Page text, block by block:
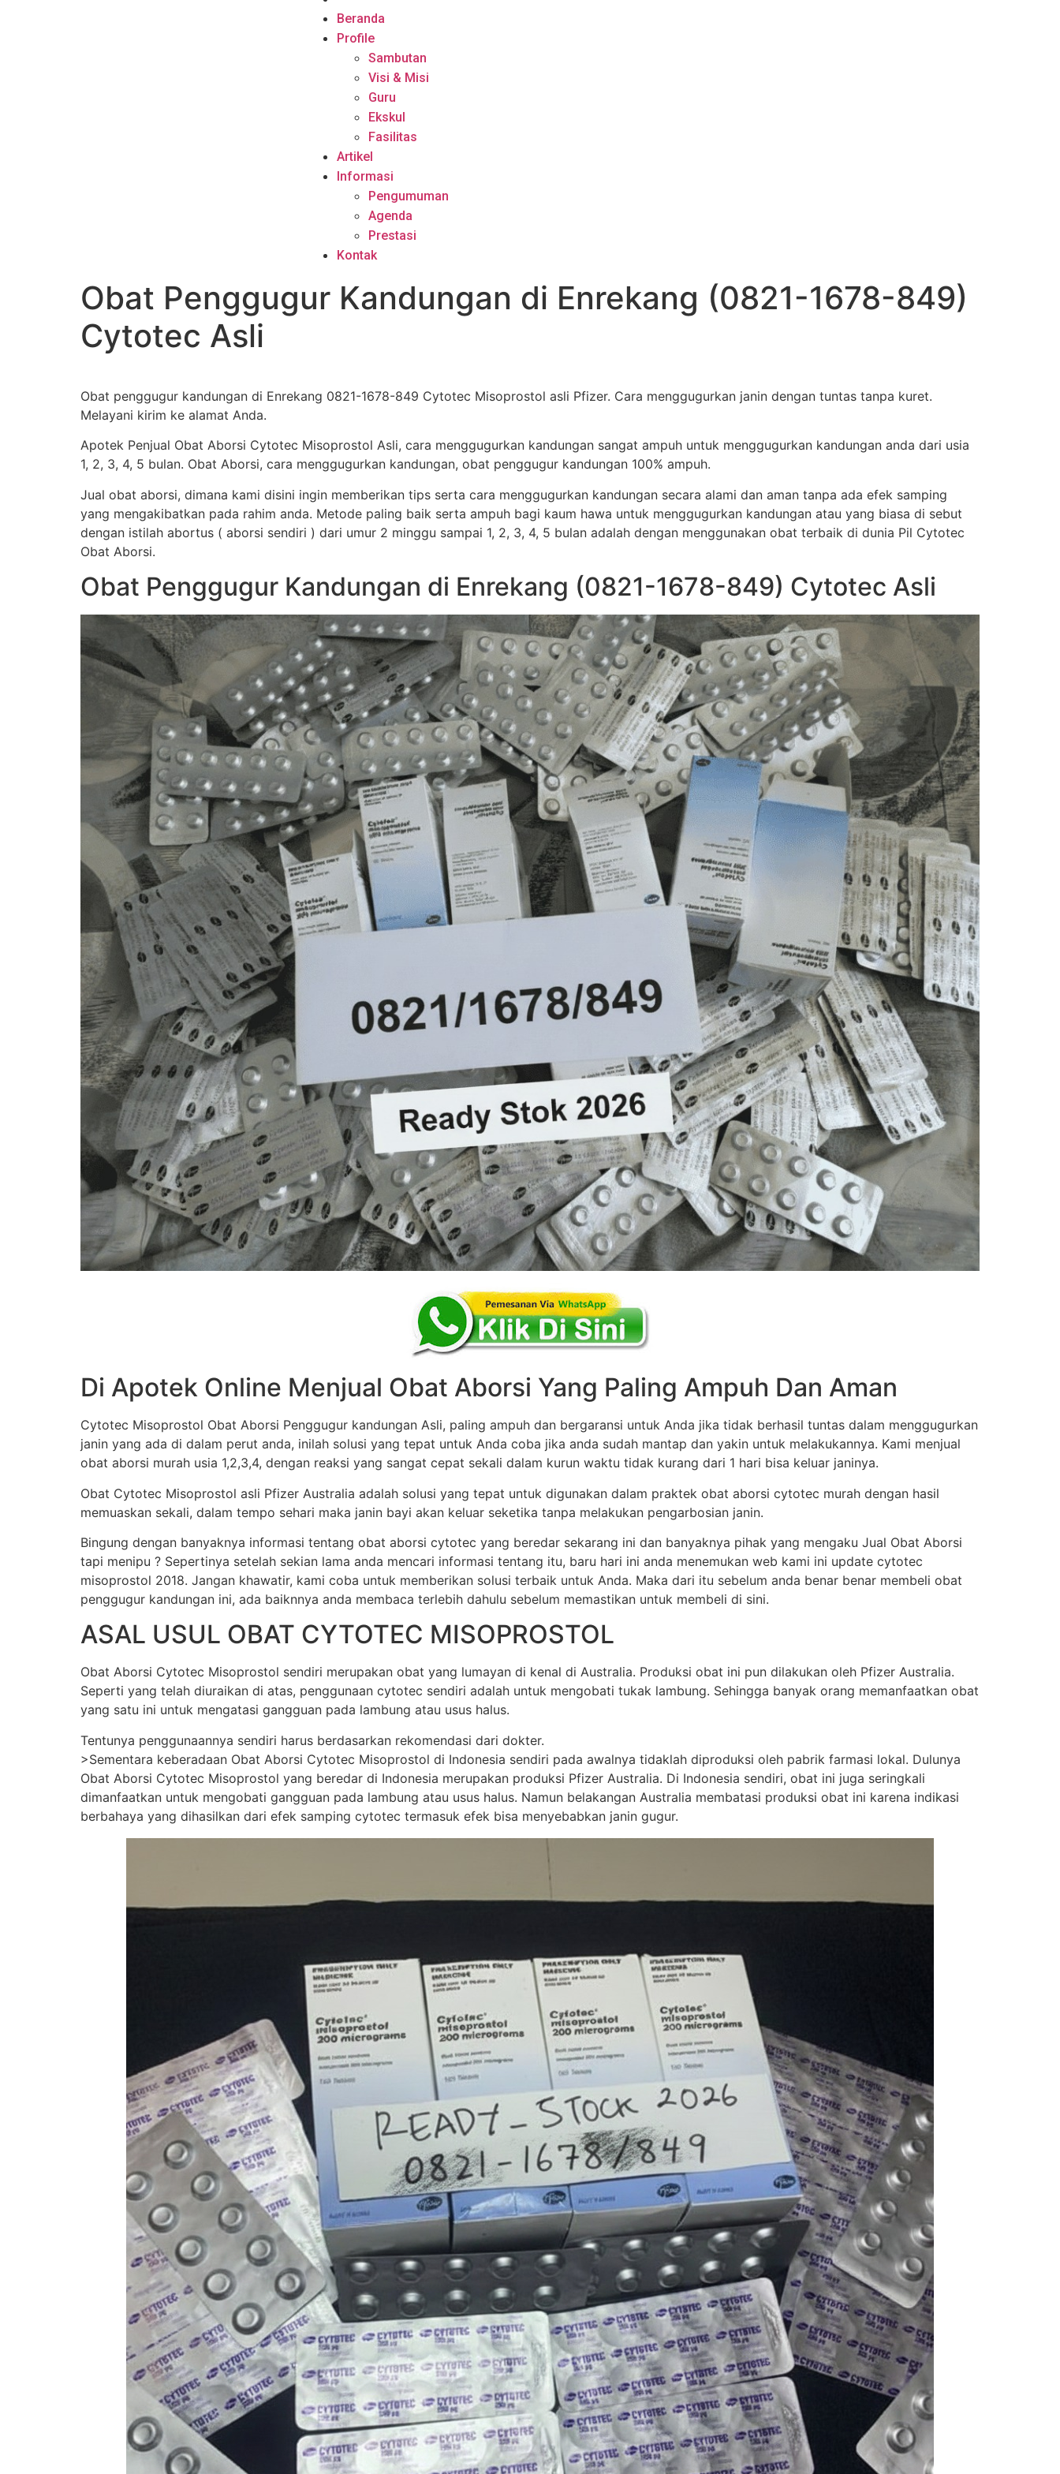
Beranda
Profile
Sambutan
Visi & Misi
Guru
Ekskul
Fasilitas
Artikel
Informasi
Pengumuman
Agenda
Prestasi
Kontak
Obat Penggugur Kandungan di Enrekang (0821-1678-849)
Cytotec Asli
Obat penggugur kandungan di Enrekang 0821-1678-849 Cytotec Misoprostol asli Pfizer. Cara menggugurkan janin dengan tuntas tanpa kuret.
Melayani kirim ke alamat Anda.
Apotek Penjual Obat Aborsi Cytotec Misoprostol Asli, cara menggugurkan kandungan sangat ampuh untuk menggugurkan kandungan anda dari usia
1, 2, 3, 4, 5 bulan. Obat Aborsi, cara menggugurkan kandungan, obat penggugur kandungan 100% ampuh.
Jual obat aborsi, dimana kami disini ingin memberikan tips serta cara menggugurkan kandungan secara alami dan aman tanpa ada efek samping
yang mengakibatkan pada rahim anda. Metode paling baik serta ampuh bagi kaum hawa untuk menggugurkan kandungan atau yang biasa di sebut
dengan istilah abortus ( aborsi sendiri ) dari umur 2 minggu sampai 1, 2, 3, 4, 5 bulan adalah dengan menggunakan obat terbaik di dunia Pil Cytotec
Obat Aborsi.
Obat Penggugur Kandungan di Enrekang (0821-1678-849) Cytotec Asli
Di Apotek Online Menjual Obat Aborsi Yang Paling Ampuh Dan Aman
Cytotec Misoprostol Obat Aborsi Penggugur kandungan Asli, paling ampuh dan bergaransi untuk Anda jika tidak berhasil tuntas dalam menggugurkan
janin yang ada di dalam perut anda, inilah solusi yang tepat untuk Anda coba jika anda sudah mantap dan yakin untuk melakukannya. Kami menjual
obat aborsi murah usia 1,2,3,4, dengan reaksi yang sangat cepat sekali dalam kurun waktu tidak kurang dari 1 hari bisa keluar janinya.
Obat Cytotec Misoprostol asli Pfizer Australia adalah solusi yang tepat untuk digunakan dalam praktek obat aborsi cytotec murah dengan hasil
memuaskan sekali, dalam tempo sehari maka janin bayi akan keluar seketika tanpa melakukan pengarbosian janin.
Bingung dengan banyaknya informasi tentang obat aborsi cytotec yang beredar sekarang ini dan banyaknya pihak yang mengaku Jual Obat Aborsi
tapi menipu ? Sepertinya setelah sekian lama anda mencari informasi tentang itu, baru hari ini anda menemukan web kami ini update cytotec
misoprostol 2018. Jangan khawatir, kami coba untuk memberikan solusi terbaik untuk Anda. Maka dari itu sebelum anda benar benar membeli obat
penggugur kandungan ini, ada baiknnya anda membaca terlebih dahulu sebelum memastikan untuk membeli di sini.
ASAL USUL OBAT CYTOTEC MISOPROSTOL
Obat Aborsi Cytotec Misoprostol sendiri merupakan obat yang lumayan di kenal di Australia. Produksi obat ini pun dilakukan oleh Pfizer Australia.
Seperti yang telah diuraikan di atas, penggunaan cytotec sendiri adalah untuk mengobati tukak lambung. Sehingga banyak orang memanfaatkan obat
yang satu ini untuk mengatasi gangguan pada lambung atau usus halus.
Tentunya penggunaannya sendiri harus berdasarkan rekomendasi dari dokter.
>Sementara keberadaan Obat Aborsi Cytotec Misoprostol di Indonesia sendiri pada awalnya tidaklah diproduksi oleh pabrik farmasi lokal. Dulunya
Obat Aborsi Cytotec Misoprostol yang beredar di Indonesia merupakan produksi Pfizer Australia. Di Indonesia sendiri, obat ini juga seringkali
dimanfaatkan untuk mengobati gangguan pada lambung atau usus halus. Namun belakangan Australia membatasi produksi obat ini karena indikasi
berbahaya yang dihasilkan dari efek samping cytotec termasuk efek bisa menyebabkan janin gugur.